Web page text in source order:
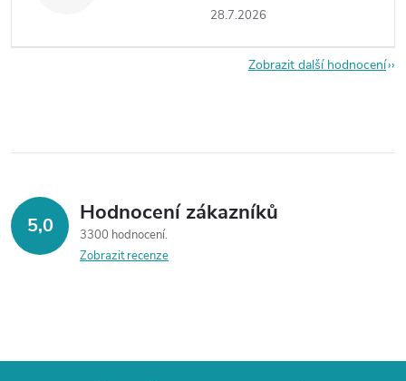
28.7.2026
Zobrazit další hodnocení
5,0 Hodnocení zákazníků
3300 hodnocení
Zobrazit recenze